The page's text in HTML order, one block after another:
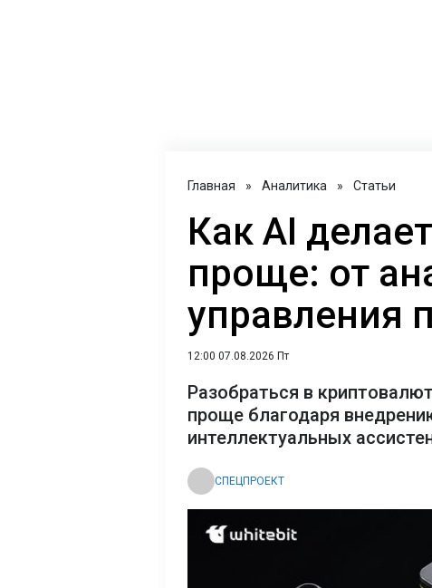
Главная » Аналитика » Статьи
Как AI
проще: от
управления
12:00 07.08.2026 Пт
Разобраться в
проще благодаря
интеллектуальных
СПЕЦПРОЕКТ